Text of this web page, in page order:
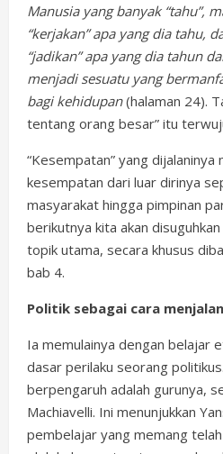
Manusia yang banyak “tahu”,
“kerjakan” apa yang dia tahu,
“jadikan” apa yang dia tahun
menjadi sesuatu yang
bagi kehidupan(halaman 24).
tentang orang besar” itu
“Kesempatan” yang dijalaninya
kesempatan dari luar dirinya
masyarakat hingga pimpinan
berikutnya kita akan
topik utama, secara khusus
bab 4.
Politik sebagai cara
Ia memulainya dengan belajar
dasar perilaku seorang
berpengaruh adalah gurunya,
Machiavelli. Ini menunjukkan
pembelajar yang memang